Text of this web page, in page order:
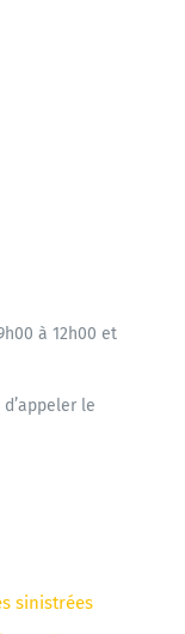
à 12h00 et
le
sinistrées